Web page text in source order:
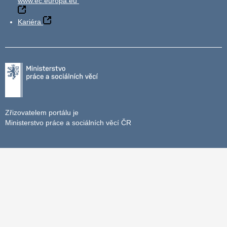
Kariéra
Zřizovatelem portálu je
Ministerstvo práce a sociálních věcí ČR